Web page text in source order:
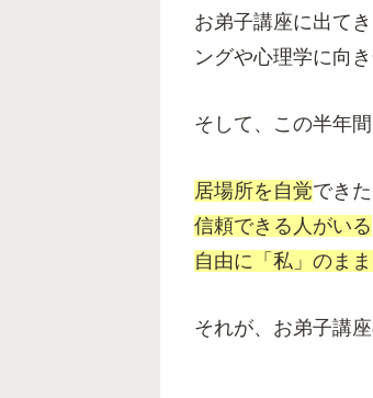
お弟子講座に出て
ングや心理学に向
そして、この半年
居場所を自覚できた
信頼できる人がいる
自由に「私」のま
それが、お弟子講座